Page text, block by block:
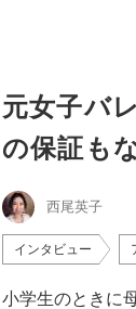
元女子バ
の保証も
西尾英子
インタビュー
小学生のときに